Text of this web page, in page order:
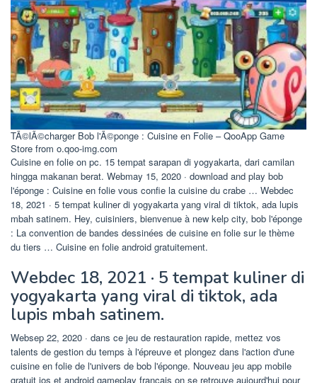
TÃ©lÃ©charger Bob l'Ã©ponge : Cuisine en Folie – QooApp Game
Store from o.qoo-img.com
Cuisine en folie on pc. 15 tempat sarapan di yogyakarta, dari camilan
hingga makanan berat. Webmay 15, 2020 · download and play bob
l'éponge : Cuisine en folie vous confie la cuisine du crabe … Webdec
18, 2021 · 5 tempat kuliner di yogyakarta yang viral di tiktok, ada lupis
mbah satinem. Hey, cuisiniers, bienvenue à new kelp city, bob l'éponge
: La convention de bandes dessinées de cuisine en folie sur le thème
du tiers … Cuisine en folie android gratuitement.
Webdec 18, 2021 · 5 tempat kuliner di
yogyakarta yang viral di tiktok, ada
lupis mbah satinem.
Websep 22, 2020 · dans ce jeu de restauration rapide, mettez vos
talents de gestion du temps à l'épreuve et plongez dans l'action d'une
cuisine en folie de l'univers de bob l'éponge. Nouveau jeu app mobile
gratuit ios et android gameplay français on se retrouve aujourd'hui pour